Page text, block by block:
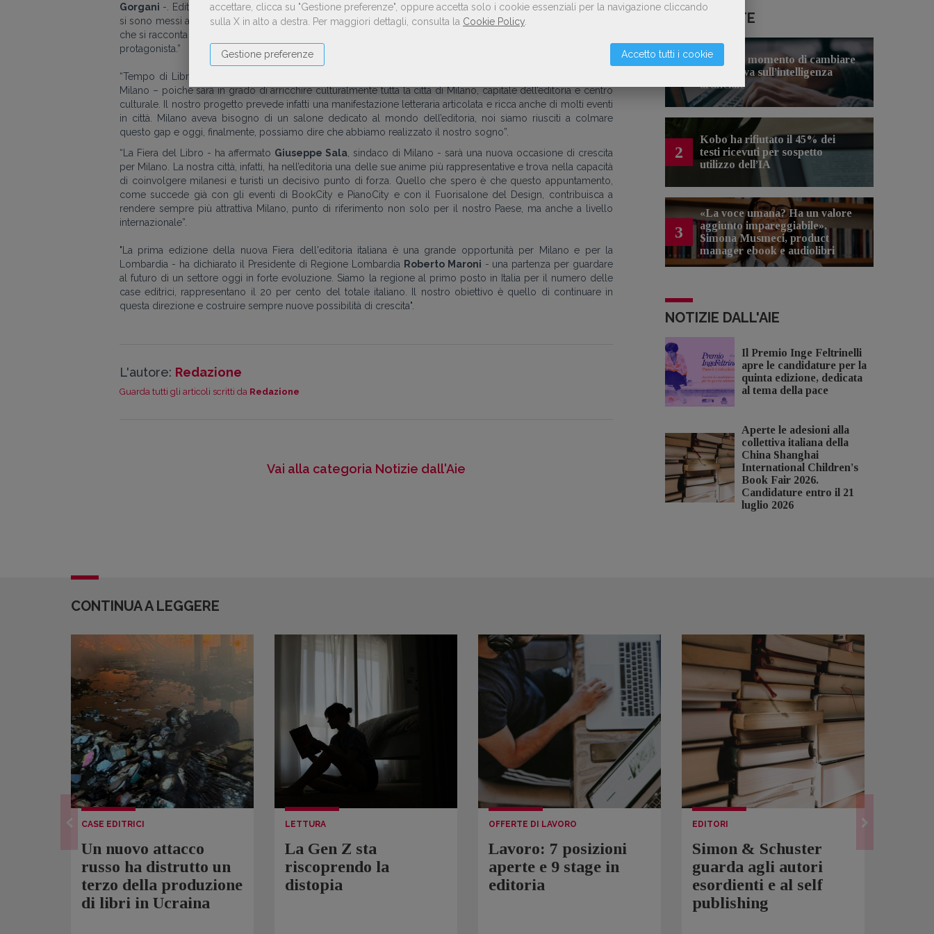
accettare, clicca su "Gestione preferenze", oppure accetta solo i cookie essenziali per la navigazione cliccando
sulla X in alto a destra.
Per maggiori dettagli, consulta la Cookie Policy
Accetto tutti i cookie
Gestione preferenze
Gorgani -. Editori molto diversi tra loro ci hanno già suggerito idee e progetti. I responsabili del programma
si sono messi all’opera con lo sguardo aperto e la voglia di sperimentare. La Fiera sarà come un grande libro
che si racconta nel suo farsi, con tutte le sue storie e i suoi linguaggi, e dove il pubblico, tutto il pubblico, sarà
protagonista.”
“Tempo di Libri sarà una kermesse unica – ha detto
Milano – poiché sarà in grado di arricchire culturalmente tutta la città di Milano, capitale dell’editoria e centro
culturale. Il nostro progetto prevede infatti una manifestazione letteraria articolata e ricca anche di molti eventi
in città. Milano aveva bisogno di un salone dedicato al mondo dell’editoria, noi siamo riusciti a colmare
questo gap e oggi, finalmente, possiamo dire che abbiamo realizzato il nostro sogno”.
“La Fiera del Libro - ha affermato Giuseppe Sala , sindaco di Milano - sarà una nuova occasione di crescita
per Milano. La nostra città, infatti, ha nell’editoria una delle sue anime più rappresentative e trova nella capacità
di coinvolgere milanesi e turisti un decisivo punto di forza. Quello che spero è che questo appuntamento,
come succede già con gli eventi di BookCity e PianoCity e con il Fuorisalone del Design, contribuisca a
rendere sempre più attrattiva Milano, punto di riferimento non solo per il nostro Paese, ma anche a livello
internazionale”.
"La prima edizione della nuova Fiera dell'editoria italiana è una grande opportunità per Milano e per la
Lombardia - ha dichiarato il Presidente di Regione Lombardia Roberto Maroni - una partenza per guardare
al futuro di un settore oggi in forte evoluzione. Siamo la regione al primo posto in Italia per il numero delle
case editrici, rappresentano il 20 per cento del totale italiano. Il nostro obiettivo è quello di continuare in
questa direzione e costruire sempre nuove possibilità di crescita".
L'autore: Redazione
Guarda tutti gli articoli scritti da Redazione
Vai alla categoria Notizie dall'Aie
LE PIÙ LETTE
1
Forse è il momento di cambiare
prospettiva sull’intelligenza
artificiale
2
Kobo ha rifiutato il 45% dei
testi ricevuti per sospetto
utilizzo dell’IA
3
«La voce umana? Ha un valore
aggiunto impareggiabile».
Simona Musmeci, product
manager ebook e audiolibri
NOTIZIE DALL'AIE
Il Premio Inge Feltrinelli
apre le candidature per la
quinta edizione, dedicata
al tema della pace
Aperte le adesioni alla
collettiva italiana della
China Shanghai
International Children's
Book Fair 2026.
Candidature entro il 21
luglio 2026
CONTINUA A LEGGERE
CASE EDITRICI
Un nuovo attacco
russo ha distrutto un
terzo della produzione
di libri in Ucraina
LETTURA
La Gen Z sta
riscoprendo la
distopia
OFFERTE DI LAVORO
Lavoro: 7 posizioni
aperte e 9 stage in
editoria
EDITORI
Simon & Schuster
guarda agli autori
esordienti e al self
publishing